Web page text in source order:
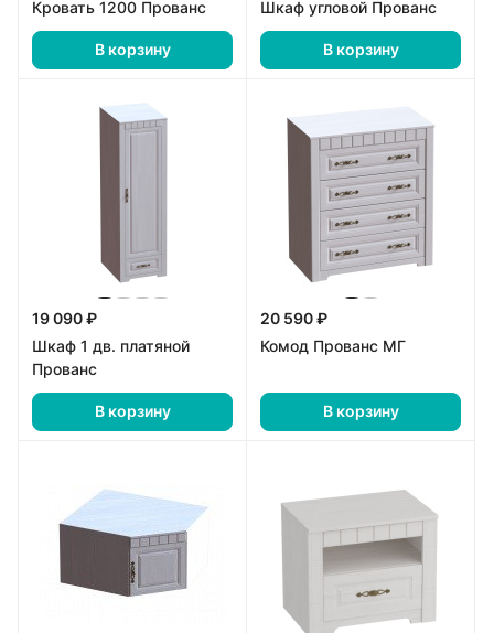
Кровать 1200 Прованс
В корзину
Шкаф угловой Прованс
В корзину
19 090 ₽
Шкаф 1 дв. платяной
Прованс
В корзину
20 590 ₽
Комод Прованс МГ
В корзину